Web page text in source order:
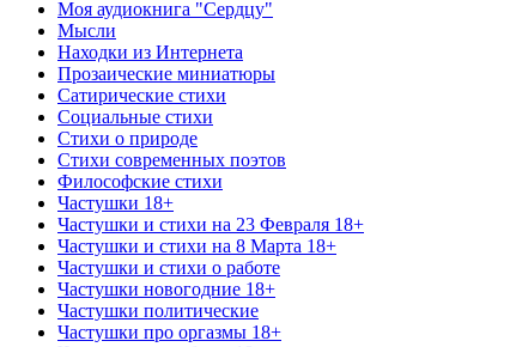
Моя аудиокнига "Сердцу"
Мысли
Находки из Интернета
Прозаические миниатюры
Сатирические стихи
Социальные стихи
Стихи о природе
Стихи современных поэтов
Философские стихи
Частушки 18+
Частушки и стихи на 23 Февраля 18+
Частушки и стихи на 8 Марта 18+
Частушки и стихи о работе
Частушки новогодние 18+
Частушки политические
Частушки про оргазмы 18+